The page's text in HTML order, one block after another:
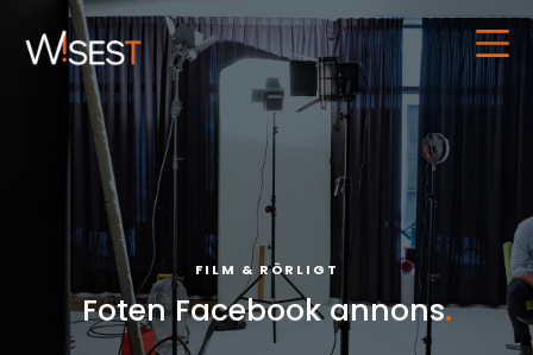
FILM & RÖRLIGT
Foten Facebook annons.